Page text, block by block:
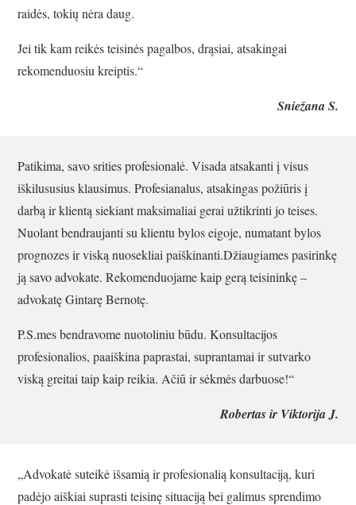
raidės, tokių nėra daug.
Jei tik kam reikės teisinės pagalbos, drąsiai, atsakingai
rekomenduosiu kreiptis.“
Sniežana S.
Patikima, savo srities profesionalė. Visada atsakanti į visus
iškilususius klausimus. Profesianalus, atsakingas požiūris į
darbą ir klientą siekiant maksimaliai gerai užtikrinti jo teises.
Nuolant bendraujanti su klientu bylos eigoje, numatant bylos
prognozes ir viską nuosekliai paiškinanti.Džiaugiames pasirinkę
ją savo advokate. Rekomenduojame kaip gerą teisininkę –
advokatę Gintarę Bernotę.
P.S.mes bendravome nuotoliniu būdu. Konsultacijos
profesionalios, paaiškina paprastai, suprantamai ir sutvarko
viską greitai taip kaip reikia. Ačiū ir sėkmės darbuose!“
Robertas ir Viktorija J.
„Advokatė suteikė išsamią ir profesionalią konsultaciją, kuri
padėjo aiškiai suprasti teisinę situaciją bei galimus sprendimo